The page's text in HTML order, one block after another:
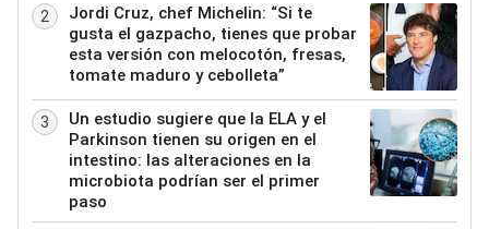
2
Jordi Cruz, chef Michelin: “Si te
gusta el gazpacho, tienes que probar
esta versión con melocotón, fresas,
tomate maduro y cebolleta”
3
Un estudio sugiere que la ELA y el
Parkinson tienen su origen en el
intestino: las alteraciones en la
microbiota podrían ser el primer
paso